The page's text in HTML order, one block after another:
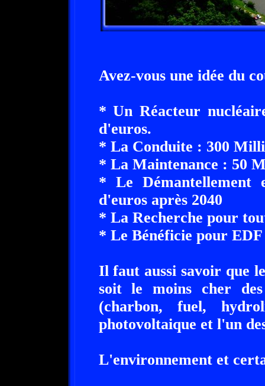
Avez-vous une idée du
* Un Réacteur
d'euros.
* La Conduite : 300
* La Maintenance : 50
* Le Démantellement
d'euros après 2040
* La Recherche pour
* Le Bénéficie pour
Il faut aussi savoir que
soit le moins cher
(charbon, fuel,
photovoltaique et l'un
L'environnement et